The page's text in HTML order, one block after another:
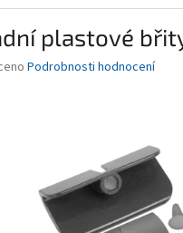
plastové
Podrobnosti hodnocení